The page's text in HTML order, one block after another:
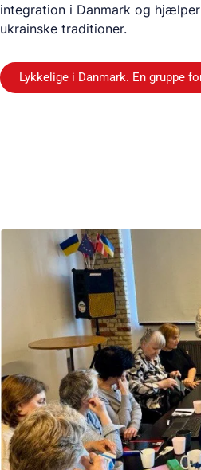
integration i Danmark og
ukrainske traditioner.
Lykkelige i Danmark. En gruppe